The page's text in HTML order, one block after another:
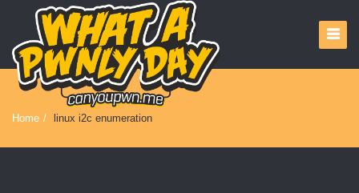
Home / linux i2c enumeration